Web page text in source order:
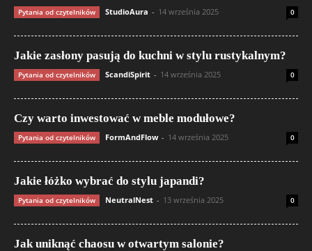
Pytania od czytelników StudioAura - 14 września 2025 0
Jakie zasłony pasują do kuchni w stylu rustykalnym?
Pytania od czytelników ScandiSpirit - 14 września 2025 0
Czy warto inwestować w meble modułowe?
Pytania od czytelników FormAndFlow - 14 września 2025 0
Jakie łóżko wybrać do stylu japandi?
Pytania od czytelników NeutralNest - 13 września 2025 0
Jak uniknąć chaosu w otwartym salonie?